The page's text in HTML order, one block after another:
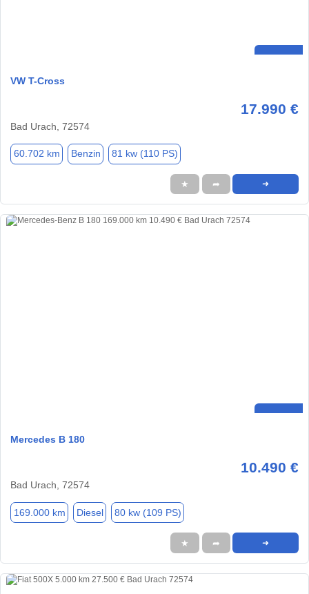
VW T-Cross
17.990 €
Bad Urach, 72574
60.702 km Benzin 81 kw (110 PS)
★ ➦ ➜
Mercedes B 180
10.490 €
Bad Urach, 72574
169.000 km Diesel 80 kw (109 PS)
★ ➦ ➜